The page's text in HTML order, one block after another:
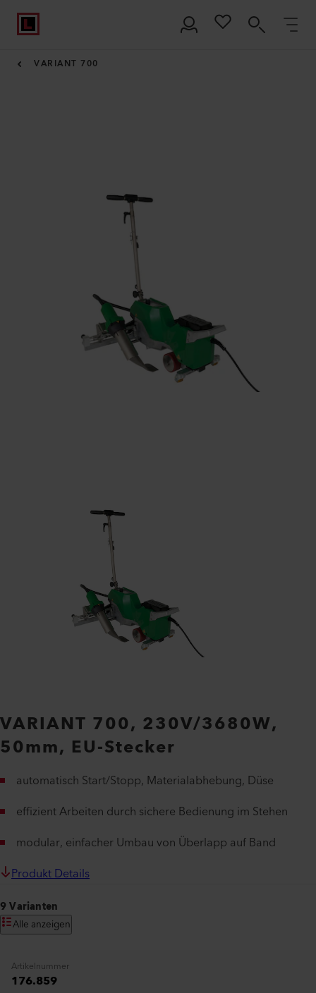
VARIANT 700
VARIANT 700, 230V/3680W,
50mm, EU-Stecker
automatisch Start/Stopp, Materialabhebung, Düse
effizient Arbeiten durch sichere Bedienung im Stehen
modular, einfacher Umbau von Überlapp auf Band
Produkt Details
9 Varianten
Alle anzeigen
Artikelnummer
176.859